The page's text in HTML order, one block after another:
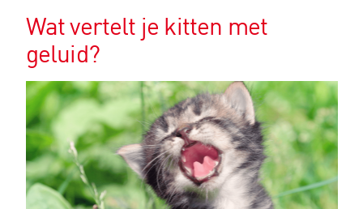
Wat vertelt je kitten met
geluid?